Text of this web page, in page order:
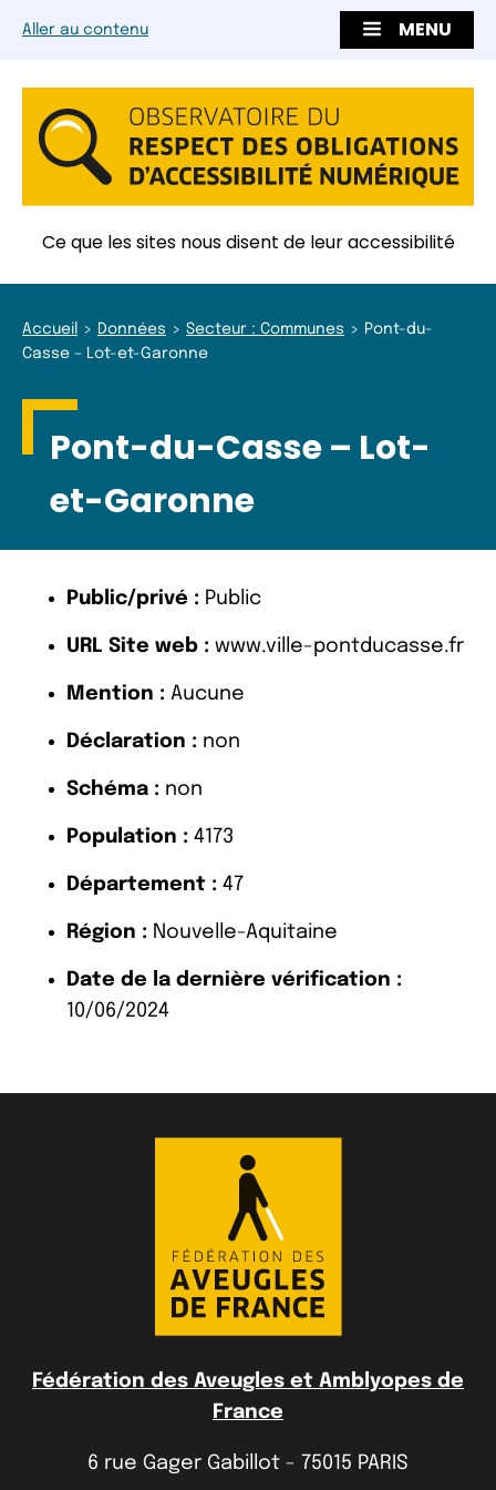
Aller au contenu MENU
Ce que les sites nous disent de leur accessibilité
Accueil Données Secteur : Communes
Pont-du-
Casse – Lot-et-Garonne
Pont-du-Casse – Lot-
et-Garonne
Public/privé : Public
URL Site web : www.ville-pontducasse.fr
Mention : Aucune
Déclaration : non
Schéma : non
Population : 4173
Département : 47
Région : Nouvelle-Aquitaine
Date de la dernière vérification :
10/06/2024
Fédération des Aveugles et Amblyopes de
France
6 rue Gager Gabillot - 75015 PARIS